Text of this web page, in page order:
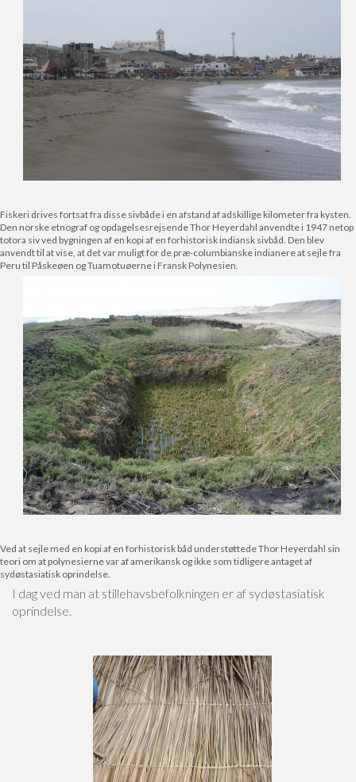
Fiskeri drives fortsat fra disse sivbåde i en afstand af adskillige kilometer fra kysten.
Den norske etnograf og opdagelsesrejsende Thor Heyerdahl anvendte i 1947 netop
totora siv ved bygningen af en kopi af en forhistorisk indiansk sivbåd. Den blev
anvendt til at vise, at det var muligt for de præ-columbianske indianere at sejle fra
Peru til Påskeøen og Tuamotuøerne i Fransk Polynesien.
Ved at sejle med en kopi af en forhistorisk båd understøttede Thor Heyerdahl sin
teori om at polynesierne var af amerikansk og ikke som tidligere antaget af
sydøstasiatisk oprindelse.
I dag ved man at stillehavsbefolkningen er af sydøstasiatisk
oprindelse.